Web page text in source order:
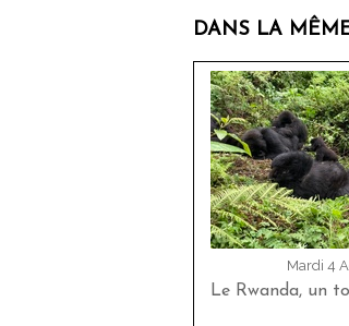
DANS LA
Mardi 4
Le Rwanda, un